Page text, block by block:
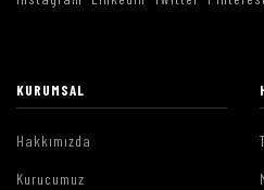
KURUMSAL
Hakkımızda
Kurucumuz